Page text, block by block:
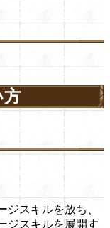
方
スキルを放ち、
ジスキルを展開す